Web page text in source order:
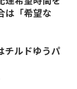
は「希望な
チルドゆうパ